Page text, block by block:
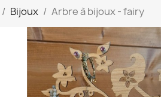
Bijoux Arbre à bijoux - fairy